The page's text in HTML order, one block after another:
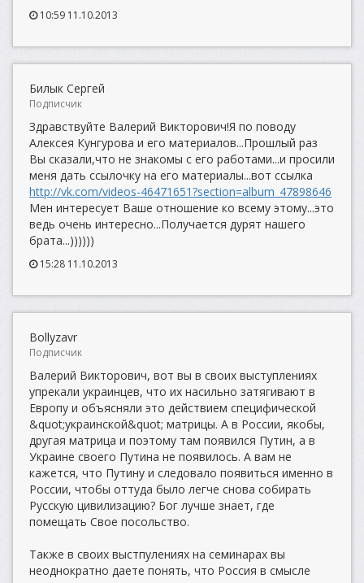
10:59 11.10.2013
Билык Сергей
Подписчик
Здравствуйте Валерий Викторович!Я по поводу
Алексея Кунгурова и его материалов...Прошлый раз
Вы сказали,что не знакомы с его работами...и просили
меня дать ссылочку на его материалы...вот ссылка
http://vk.com/videos-46471651?section=album_47898646
Мен интересует Ваше отношение ко всему этому...это
ведь очень интересно...Получается дурят нашего
брата...))))))
15:28 11.10.2013
Bollyzavr
Подписчик
Валерий Викторович, вот вы в своих выступлениях
упрекали украинцев, что их насильно затягивают в
Европу и объясняли это действием специфической
&quot;украинской&quot; матрицы. А в России, якобы,
другая матрица и поэтому там появился Путин, а в
Украине своего Путина не появилось. А вам не
кажется, что Путину и следовало появиться именно в
России, чтобы оттуда было легче снова собирать
Русскую цивилизацию? Бог лучше знает, где
помещать Свое посольство.
Также в своих выстпулениях на семинарах вы
неоднократно даете понять, что Россия в смысле